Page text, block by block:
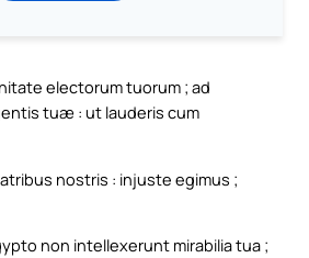
electorum tuorum ; ad
tuæ : ut lauderis cum
nostris : injuste egimus ;
non intellexerunt mirabilia tua ;